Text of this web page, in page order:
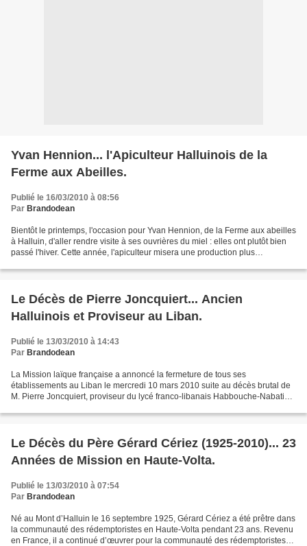
Yvan Hennion... l'Apiculteur Halluinois de la
Ferme aux Abeilles.
Publié le 16/03/2010 à 08:56
Par Brandodean
Bientôt le printemps, l'occasion pour Yvan Hennion, de la Ferme aux abeilles
à Halluin, d'aller rendre visite à ses ouvrières du miel : elles ont plutôt bien
passé l'hiver. Cette année, l'apiculteur misera une production plus
Le Décès de Pierre Joncquiert... Ancien
Halluinois et Proviseur au Liban.
Publié le 13/03/2010 à 14:43
Par Brandodean
La Mission laïque française a annoncé la fermeture de tous ses
établissements au Liban le mercredi 10 mars 2010 suite au décès brutal de
M. Pierre Joncquiert, proviseur du lycé franco-libanais Habbouche-Nabatieh
Le Décès du Père Gérard Cériez (1925-2010)... 23
Années de Mission en Haute-Volta.
Publié le 13/03/2010 à 07:54
Par Brandodean
Né au Mont d’Halluin le 16 septembre 1925, Gérard Cériez a été prêtre dans
la communauté des rédemptoristes en Haute-Volta pendant 23 ans. Revenu
en France, il a continué d’œuvrer pour la communauté des rédemptoristes